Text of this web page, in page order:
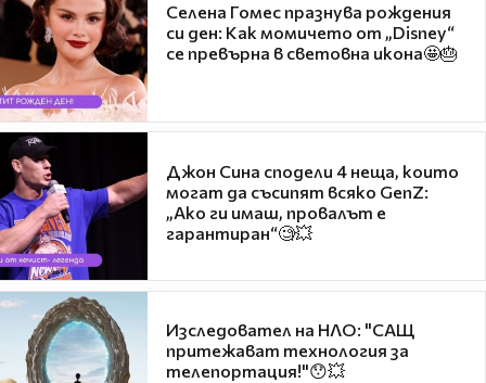
Селена Гомес празнува рождения
си ден: Как момичето от „Disney“
се превърна в световна икона🤩🎂
Джон Сина сподели 4 неща, които
могат да съсипят всяко GenZ:
„Ако ги имаш, провалът е
гарантиран“🧐💥
Изследовател на НЛО: "САЩ
притежават технология за
телепортация!"😯💥